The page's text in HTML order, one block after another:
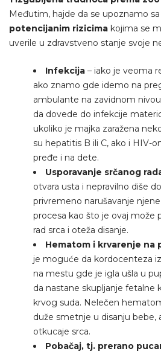
Međutim, hajde da se upoznamo
potencijanim rizicima kojima se
uverile u zdravstveno stanje svoje
Infekcija – iako je veoma
ako znamo gde idemo na
ambulante na zavidnom
da dovede do infekcije
ukoliko je majka zaražena
su hepatitis B ili C, ako i HIV-
pređe i na dete.
Usporavanje srčanog
otvara usta i nepravilno diše
privremeno narušavanje
procesa kao što je ovaj može
rad srca i oteža disanje.
Hematom i krvarenje na
je moguće da kordocenteza
na mestu gde je igla ušla u
da nastane skupljanje fetalne
krvog suda. Nelečen
duže smetnje u disanju bebe,
otkucaje srca.
Pobačaj, tj. prerano